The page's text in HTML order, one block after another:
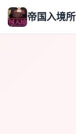
帝国入境所